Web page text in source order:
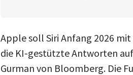
Apple soll Siri Anfang 2026
die KI-gestützte Antworten
Gurman von Bloomberg. Die